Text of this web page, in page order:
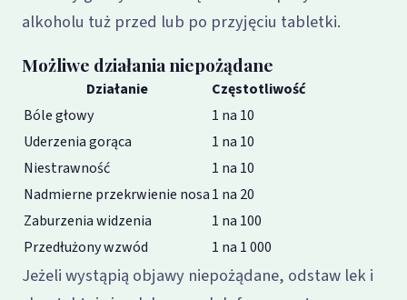
alkoholu tuż przed lub po przyjęciu tabletki.
Możliwe działania niepożądane
Działanie
Częstotliwość
Bóle głowy
1 na 10
Uderzenia gorąca
1 na 10
Niestrawność
1 na 10
Nadmierne przekrwienie nosa1 na 20
Zaburzenia widzenia
1 na 100
Przedłużony wzwód
1 na 1 000
Jeżeli wystąpią objawy niepożądane, odstaw lek i